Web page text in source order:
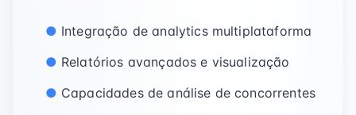
Integração de analytics multiplataforma
Relatórios avançados e visualização
Capacidades de análise de concorrentes